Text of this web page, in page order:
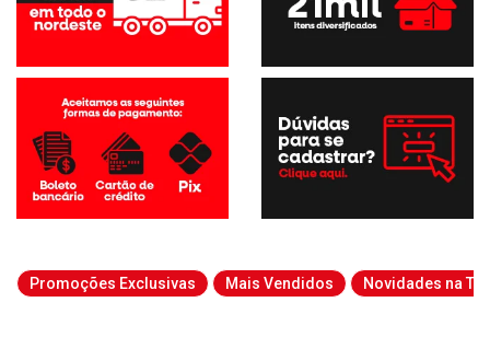
Promoções Exclusivas Mais Vendidos Novidades na